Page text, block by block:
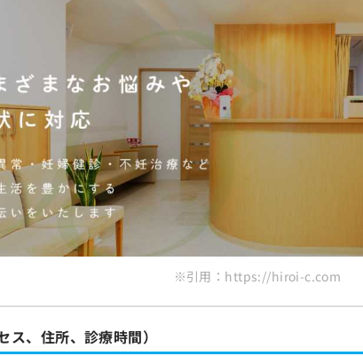
※引用：https://hiroi-c.com
ス、住所、診療時間）